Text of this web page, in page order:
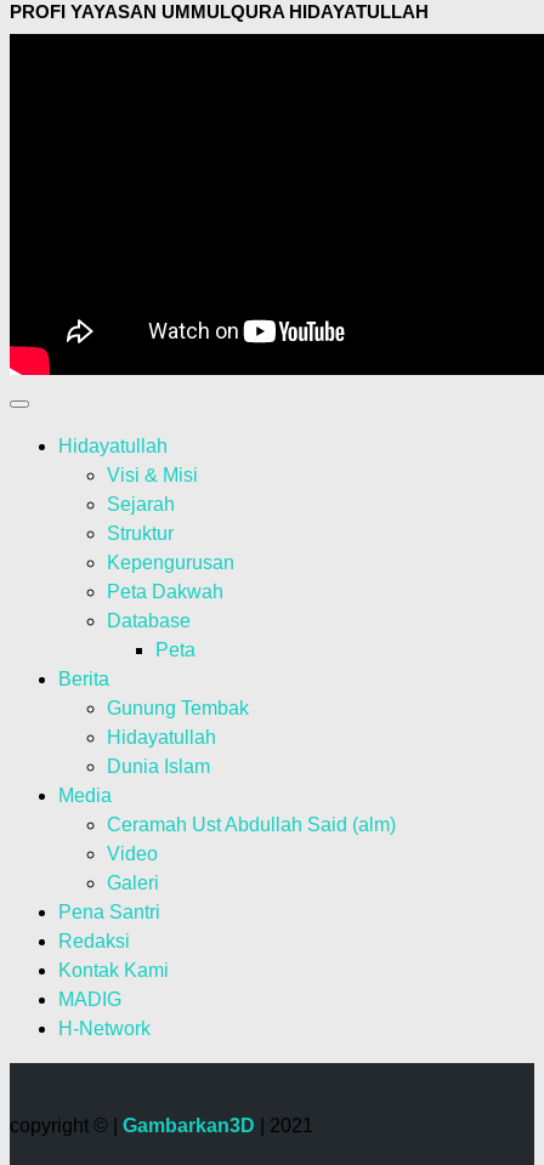
PROFI YAYASAN UMMULQURA HIDAYATULLAH
Hidayatullah
Visi & Misi
Sejarah
Struktur
Kepengurusan
Peta Dakwah
Database
Peta
Berita
Gunung Tembak
Hidayatullah
Dunia Islam
Media
Ceramah Ust Abdullah Said (alm)
Video
Galeri
Pena Santri
Redaksi
Kontak Kami
MADIG
H-Network
copyright © | Gambarkan3D | 2021